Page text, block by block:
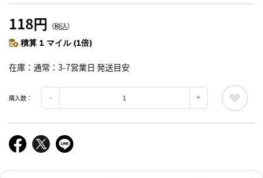
118円 （税込）
積算 1 マイル (1倍)
在庫 通常：3-7営業日 発送目安
購入数：